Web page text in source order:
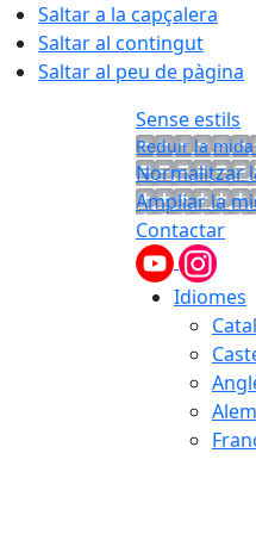
Saltar a la capçalera
Saltar al contingut
Saltar al peu de pàgina
Sense estils
Reduir la
Normalitzar
Ampliar la
Contactar
Idiomes